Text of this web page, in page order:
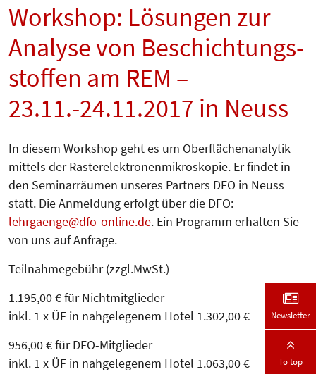
Workshop: Lösungen zur
Analyse von Beschich­tungs­
stoffen am REM –
23.11.-24.11.2017 in Neuss
In diesem Workshop geht es um Oberflä­chen­­analytik
mittels der Ras­ter­elek­tronenmikroskopie. Er findet in
den Seminarräumen unseres Partners DFO in Neuss
statt. Die Anmeldung erfolgt über die DFO:
lehrgaenge
dfo-online.de. Ein Programm erhalten Sie
von uns auf Anfrage.
Teilnahmegebühr (zzgl.MwSt.)
1.195,00 € für Nichtmitglieder
inkl. 1 x ÜF in nahgelegenem Hotel 1.302,00 €
956,00 € für DFO-Mitglieder
inkl. 1 x ÜF in nahgelegenem Hotel 1.063,00 €
Newsletter
To top